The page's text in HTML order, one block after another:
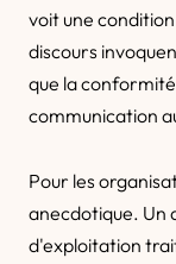
voit une
discours
que la
communication
Pour les
anecdotique. Un
d'exploitation